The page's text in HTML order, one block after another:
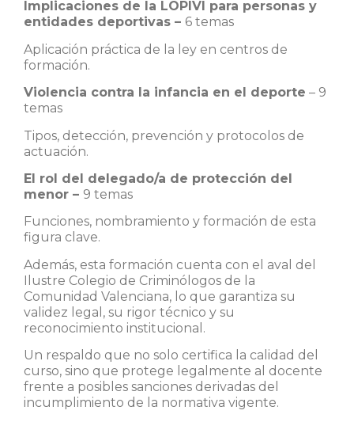
Implicaciones de la LOPIVI para personas y
entidades deportivas – 6 temas
Aplicación práctica de la ley en centros de
formación.
Violencia contra la infancia en el deporte – 9
temas
Tipos, detección, prevención y protocolos de
actuación.
El rol del delegado/a de protección del
menor – 9 temas
Funciones, nombramiento y formación de esta
figura clave.
Además, esta formación cuenta con el aval del
Ilustre Colegio de Criminólogos de la
Comunidad Valenciana, lo que garantiza su
validez legal, su rigor técnico y su
reconocimiento institucional.
Un respaldo que no solo certifica la calidad del
curso, sino que protege legalmente al docente
frente a posibles sanciones derivadas del
incumplimiento de la normativa vigente.